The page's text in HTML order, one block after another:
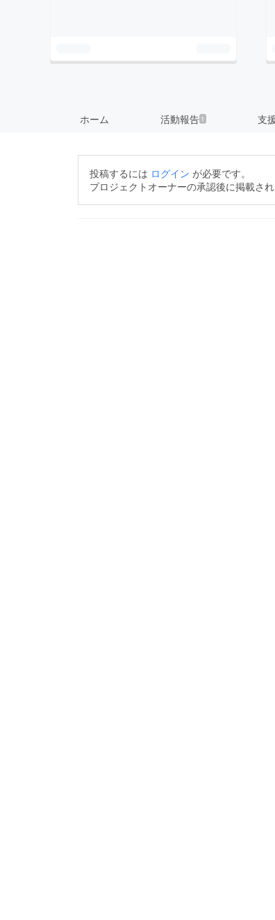
ホーム 活動報告 1 支
投稿するには ログイン が必要です。
プロジェクトオーナーの承認後に掲載さ